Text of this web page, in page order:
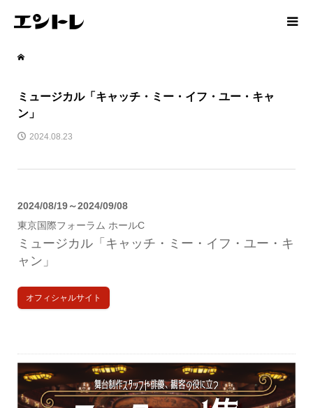
ミュージカル「キャッチ・ミー・イフ・ユー・キャ
ン」
2024.08.23
2024/08/19～2024/09/08
東京国際フォーラム ホールC
ミュージカル「キャッチ・ミー・イフ・ユー・キ
ャン」
オフィシャルサイト